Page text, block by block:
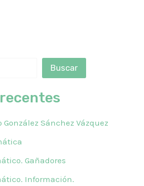
Buscar
González Sánchez Vázquez
Gañadores
Información.